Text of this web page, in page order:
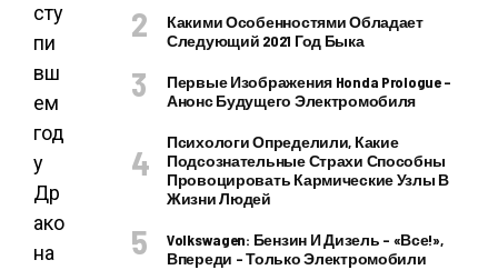
сту
пи
вш
ем
год
у
Др
ако
на
Какими Особенностями Обладает
Следующий 2021 Год Быка
Первые Изображения Honda Prologue –
Анонс Будущего Электромобиля
Психологи Определили, Какие
Подсознательные Страхи Способны
Провоцировать Кармические Узлы В
Жизни Людей
Volkswagen: Бензин И Дизель – «все!»,
Впереди – Только Электромобили